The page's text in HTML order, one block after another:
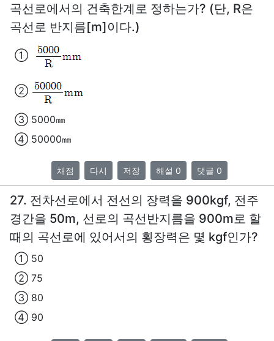
곡선로에서의 건축한계로 정하는가? (단, R은
곡선로 반지름[m]이다.)
①
②
③ 5000㎜
④ 50000㎜
채점 다시 저장 해설 0 댓글 0
27. 전차선로에서 전선의 장력을 900kgf, 전주
경간을 50m, 선로의 곡선반지름을 900m로 할
때의 곡선로에 있어서의 횡장력은 몇 kgf인가?
① 50
② 75
③ 80
④ 90